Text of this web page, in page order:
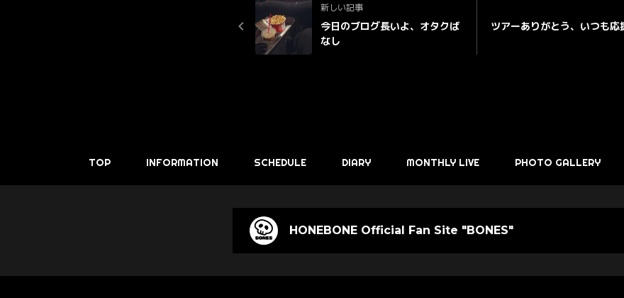
新しい記事
今日のブログ長いよ、オタクば
なし
ツアーありがとう、いつも応
TOP INFORMATION SCHEDULE DIARY MONTHLY LIVE PHOTO GALLERY
HONEBONE Official Fan Site "BONES"